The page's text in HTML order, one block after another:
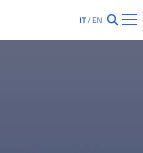
IT/EN Chiudi